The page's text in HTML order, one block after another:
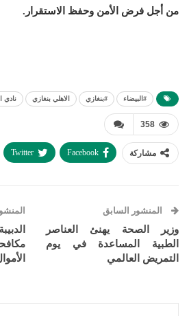
من أجل فرض الأمن وحفظ الاستقرار.
#البيضاء #بنغازي الاهلي بنغازي نادي
358
مشاركة Facebook
Twitter
المنشور السابق
وزير الصحة يهنئ العناصر
الطبية المساعدة في يوم
التمريض العالمي